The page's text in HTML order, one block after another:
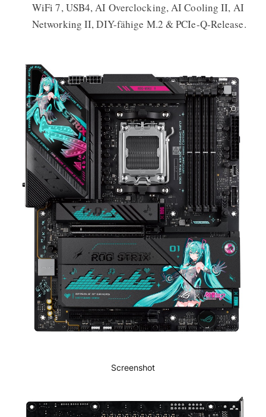
WiFi 7, USB4, AI Overclocking, AI Cooling II, AI
Networking II, DIY-fähige M.2 & PCIe-Q-Release.
Screenshot